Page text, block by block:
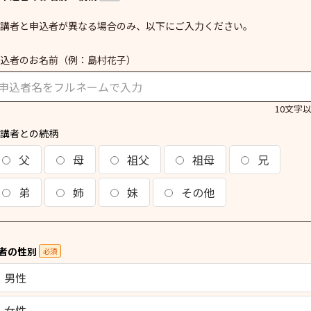
者と申込者が異なる場合のみ、以下にご入力ください。
者のお名前 （例：島村花子）
10文字
者との続柄
父 母 祖父 祖母
兄
弟
姉 妹 その他
の性別 必須
男性